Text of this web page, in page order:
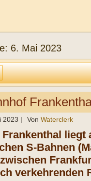
6. Mai 2023
2023 | Von Waterclerk
Frankenthal
S-Bahnen
verkehrenden